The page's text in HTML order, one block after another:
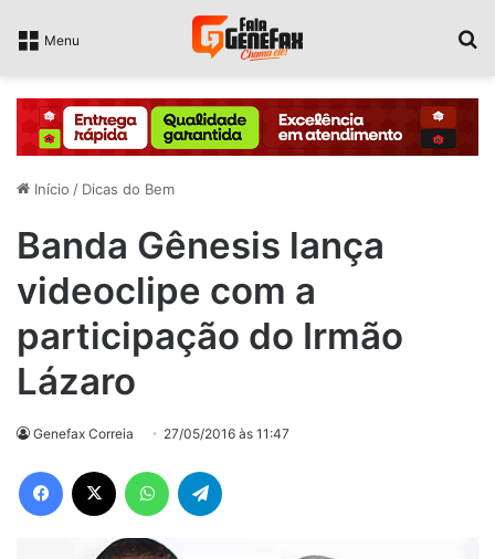
Menu
Início / Dicas do Bem
Banda Gênesis lança
videoclipe com a
participação do Irmão
Lázaro
Genefax Correia 27/05/2016 às 11:47
Facebook WhatsApp